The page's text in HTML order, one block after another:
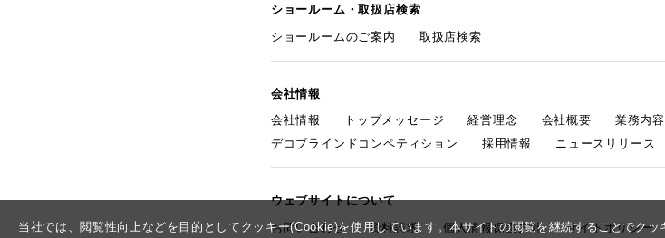
当社では、閲覧性向上などを目的としてクッキー(Cookie)を使用しています。本サイトの閲覧を継続することでク
ショールーム・取扱店検索
ショールームのご案内
取扱店検索
会社情報
会社情報
トップメッセージ 経営理念 会社概要 業務内容
デコブラインドコンペティション
採用情報 ニュースリリース
ウェブサイトについて
お問い合わせ
資料請求 個人情報保護方針 サイトポリシー